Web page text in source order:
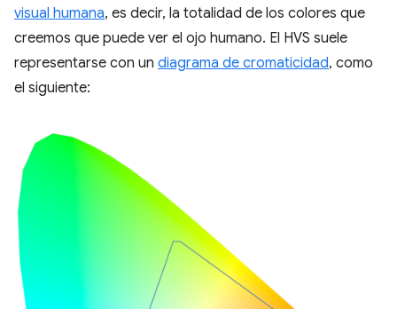
visual humana, es decir, la totalidad de los colores que
creemos que puede ver el ojo humano. El HVS suele
representarse con un diagrama de cromaticidad, como
el siguiente: